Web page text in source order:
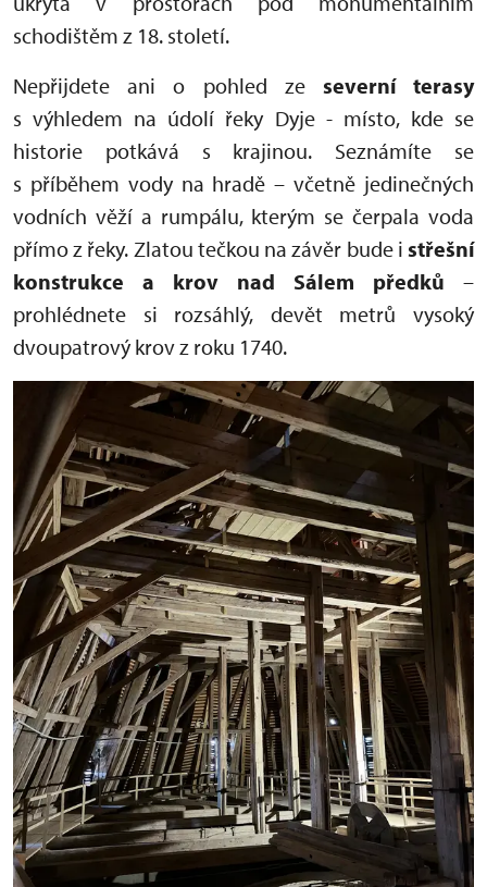
schodištěm z 18. století.
Nepřijdete ani o pohled ze severní terasy
s výhledem na údolí řeky Dyje - místo, kde se
historie potkává s krajinou. Seznámíte se
s příběhem vody na hradě – včetně jedinečných
vodních věží a rumpálu, kterým se čerpala voda
přímo z řeky. Zlatou tečkou na závěr bude i střešní
konstrukce a krov nad Sálem předků –
prohlédnete si rozsáhlý, devět metrů vysoký
dvoupatrový krov z roku 1740.